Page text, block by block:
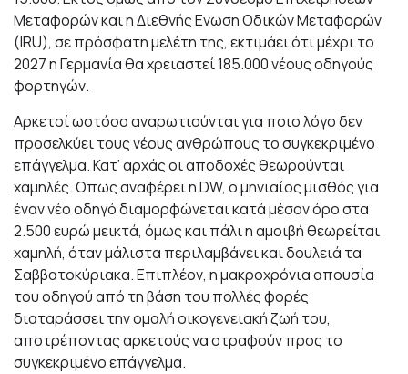
Μεταφορών και η Διεθνής Ενωση Οδικών Μεταφορών
(IRU), σε πρόσφατη μελέτη της, εκτιμάει ότι μέχρι το
2027 η Γερμανία θα χρειαστεί 185.000 νέους οδηγούς
φορτηγών.
Αρκετοί ωστόσο αναρωτιούνται για ποιο λόγο δεν
προσελκύει τους νέους ανθρώπους το συγκεκριμένο
επάγγελμα. Κατ’ αρχάς οι αποδοχές θεωρούνται
χαμηλές. Οπως αναφέρει η DW, o μηνιαίος μισθός για
έναν νέο οδηγό διαμορφώνεται κατά μέσον όρο στα
2.500 ευρώ μεικτά, όμως και πάλι η αμοιβή θεωρείται
χαμηλή, όταν μάλιστα περιλαμβάνει και δουλειά τα
Σαββατοκύριακα. Επιπλέον, η μακροχρόνια απουσία
του οδηγού από τη βάση του πολλές φορές
διαταράσσει την ομαλή οικογενειακή ζωή του,
αποτρέποντας αρκετούς να στραφούν προς το
συγκεκριμένο επάγγελμα.